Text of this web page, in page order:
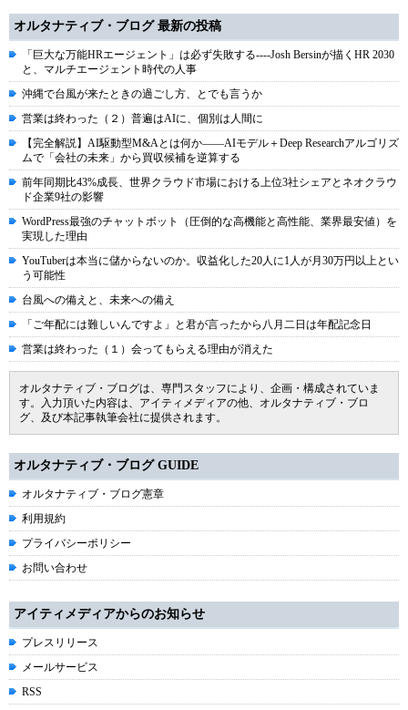
オルタナティブ・ブログ 最新の投稿
「巨大な万能HRエージェント」は必ず失敗する----Josh Bersinが描くHR 2030
と、マルチエージェント時代の人事
沖縄で台風が来たときの過ごし方、とでも言うか
営業は終わった（２）普遍はAIに、個別は人間に
【完全解説】AI駆動型M&Aとは何か――AIモデル＋Deep Researchアルゴリズ
ムで「会社の未来」から買収候補を逆算する
前年同期比43%成長、世界クラウド市場における上位3社シェアとネオクラウ
ド企業9社の影響
WordPress最強のチャットボット（圧倒的な高機能と高性能、業界最安値）を
実現した理由
YouTuberは本当に儲からないのか。収益化した20人に1人が月30万円以上とい
う可能性
台風への備えと、未来への備え
「ご年配には難しいんですよ」と君が言ったから八月二日は年配記念日
営業は終わった（１）会ってもらえる理由が消えた
オルタナティブ・ブログは、専門スタッフにより、企画・構成されていま
す。入力頂いた内容は、アイティメディアの他、オルタナティブ・ブロ
グ、及び本記事執筆会社に提供されます。
オルタナティブ・ブログ GUIDE
オルタナティブ・ブログ憲章
利用規約
プライバシーポリシー
お問い合わせ
アイティメディアからのお知らせ
プレスリリース
メールサービス
RSS